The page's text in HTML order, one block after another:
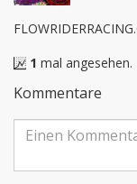
1 mal angesehen.
Kommentare